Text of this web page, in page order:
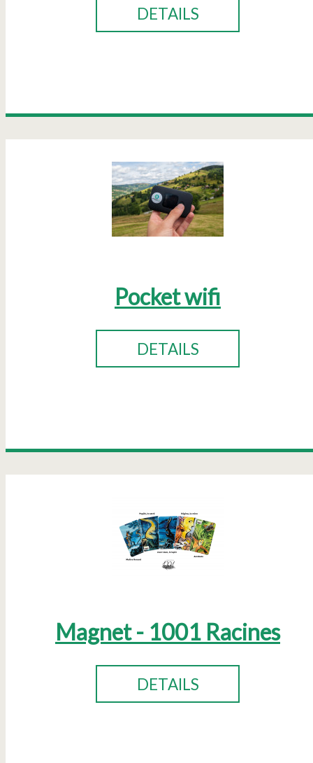
DETAILS
Pocket wifi
DETAILS
Magnet - 1001 Racines
DETAILS